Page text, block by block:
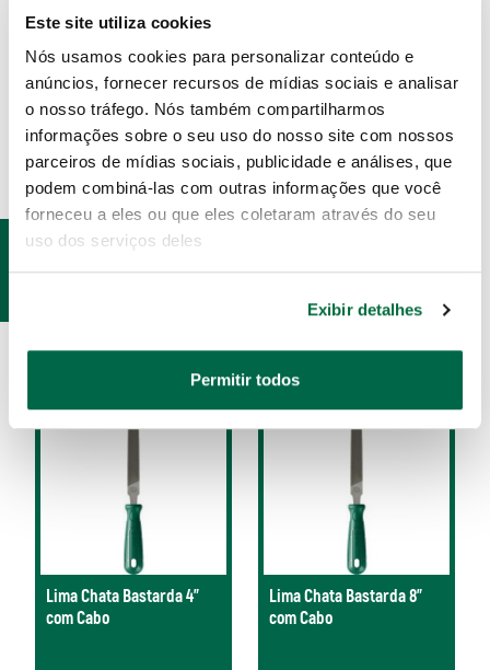
Este site utiliza cookies
Nós usamos cookies para personalizar conteúdo e
anúncios, fornecer recursos de mídias sociais e analisar
o nosso tráfego. Nós também compartilharmos
informações sobre o seu uso do nosso site com nossos
parceiros de mídias sociais, publicidade e análises, que
podem combiná-las com outras informações que você
forneceu a eles ou que eles coletaram através do seu
uso dos serviços deles
Exibir detalhes
Permitir todos
acabamentos, e possuem corte simples.
ESPECIFICAÇÕES
PRODUTOS
Lima Chata Bastarda 4"
com Cabo
Lima Chata Bastarda 8"
com Cabo